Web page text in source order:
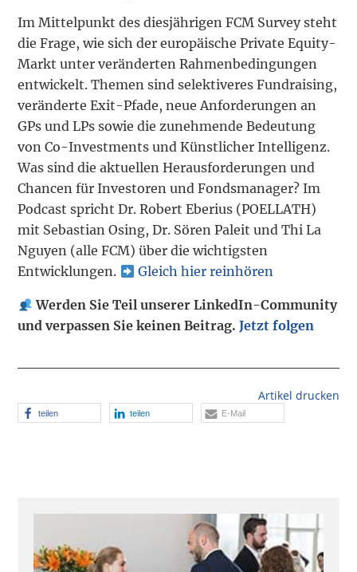
Im Mittelpunkt des diesjährigen FCM Survey steht
die Frage, wie sich der europäische Private Equity-
Markt unter veränderten Rahmenbedingungen
entwickelt. Themen sind selektiveres Fundraising,
veränderte Exit-Pfade, neue Anforderungen an
GPs und LPs sowie die zunehmende Bedeutung
von Co-Investments und Künstlicher Intelligenz.
Was sind die aktuellen Herausforderungen und
Chancen für Investoren und Fondsmanager? Im
Podcast spricht Dr. Robert Eberius (POELLATH)
mit Sebastian Osing, Dr. Sören Paleit und Thi La
Nguyen (alle FCM) über die wichtigsten
Entwicklungen.
Gleich hier reinhören
Werden Sie Teil unserer LinkedIn-Community
und verpassen Sie keinen Beitrag.Jetzt folgen
Artikel drucken
teilen teilen E-Mail